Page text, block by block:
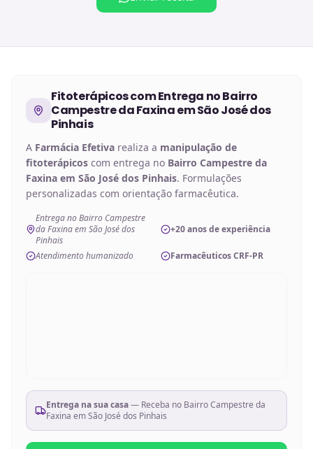
Fitoterápicoscom Entrega noBairro
Campestre da Faxina em São José dos
Pinhais
A Farmácia Efetiva realiza a manipulação de
fitoterápicos com entrega no Bairro Campestre da
Faxina em São José dos Pinhais. Formulações
personalizadas com orientação farmacêutica.
Entrega no Bairro Campestre
da Faxina em São José dos
Pinhais
+20 anos de experiência
Atendimento humanizado Farmacêuticos CRF-PR
Entrega na sua casa— Receba no Bairro Campestre da
Faxina em São José dos Pinhais